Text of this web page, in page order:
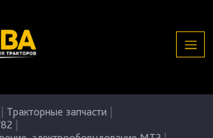
Тракторные запчасти